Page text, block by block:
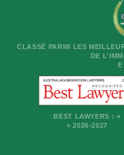
CLASSÉ PARMI LES
DE
E
BEST LAWYERS : «
» 2026-2027